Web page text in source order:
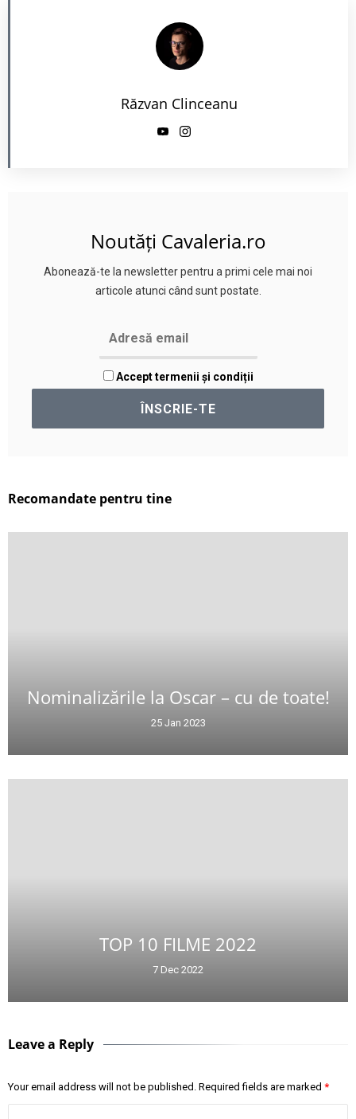
Răzvan Clinceanu
Noutăți Cavaleria.ro
Abonează-te la newsletter pentru a primi cele mai noi
articole atunci când sunt postate.
Accept termenii și condiții
Recomandate pentru tine
Nominalizările la Oscar – cu de toate!
25 Jan 2023
TOP 10 FILME 2022
7 Dec 2022
Leave a Reply
Your email address will not be published. Required fields are marked *